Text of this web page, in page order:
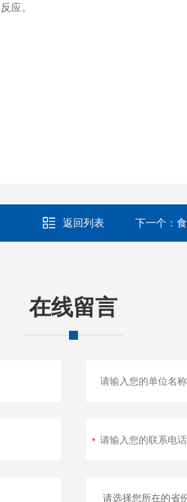
应。
返回列表 下一个：
在线留言